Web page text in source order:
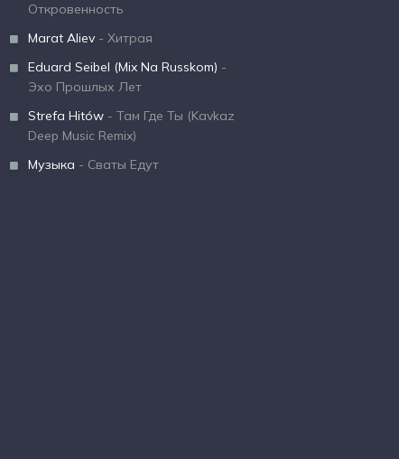
Откровенность
Marat Aliev - Хитрая
Eduard Seibel (Mix Na Russkom) -
Эхо Прошлых Лет
Strefa Hitów - Там Где Ты (Kavkaz
Deep Music Remix)
Музыка - Сваты Едут